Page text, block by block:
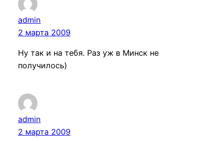
admin
2 марта 2009
Ну так и на тебя. Раз уж в Минск не
получилось)
admin
2 марта 2009